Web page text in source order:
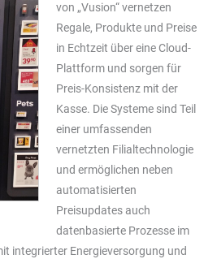
von „Vusion“ vernetzen
Regale, Produkte und Preise
in Echtzeit über eine Cloud-
Plattform und sorgen für
Preis-Konsistenz mit der
Kasse. Die Systeme sind Teil
einer umfassenden
vernetzten Filialtechnologie
und ermöglichen neben
automatisierten
Preisupdates auch
datenbasierte Prozesse im
integrierter Energieversorgung und